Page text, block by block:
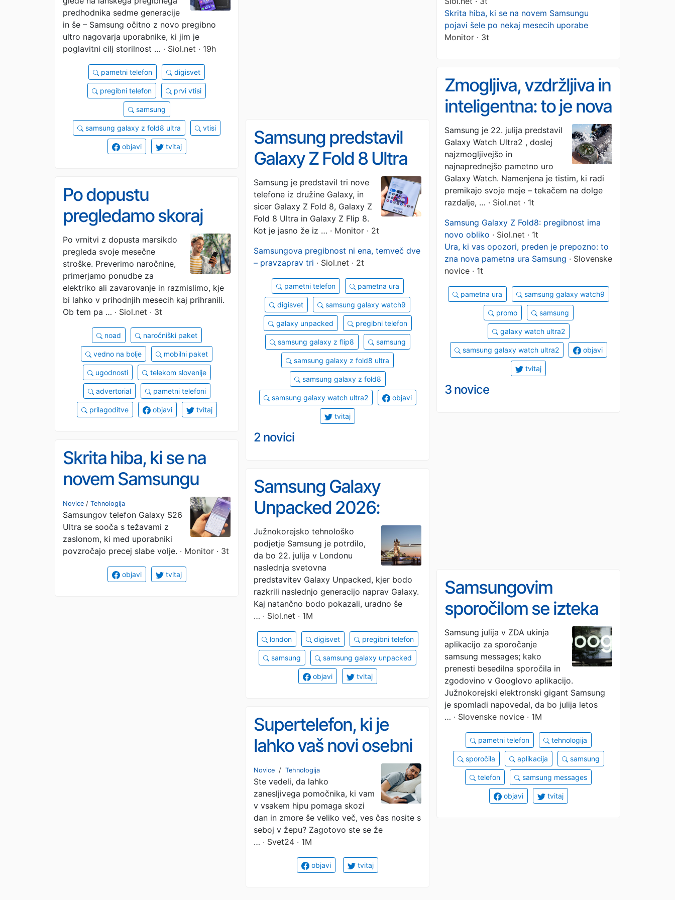
Skrita hiba, ki se na novem Samsungu
pojavi šele po nekaj mesecih uporabe
Monitor · 3t
predhodnika sedme generacije
in še – Samsung očitno z novo pregibno
ultro nagovarja uporabnike, ki jim je
poglavitni cilj storilnost … · Siol.net · 19h
pametni telefon digisvet
pregibni telefon prvi vtisi
samsung
samsung galaxy z fold8 ultra vtisi
objavi tvitaj
Zmogljiva, vzdržljiva in
inteligentna: to je nova
pametna ura
Samsung Galaxy
Watch Ultra2
Samsung je 22. julija predstavil
Galaxy Watch Ultra2 , doslej
najzmogljivejšo in
najnaprednejšo pametno uro
Galaxy Watch. Namenjena je tistim, ki radi
premikajo svoje meje – tekačem na dolge
razdalje, … · Siol.net · 1t
Samsung Galaxy Z Fold8: pregibnost ima
novo obliko · Siol.net · 1t
Ura, ki vas opozori, preden je prepozno: to
zna nova pametna ura Samsung · Slovenske
novice · 1t
pametna ura samsung galaxy watch9
promo samsung
galaxy watch ultra2
samsung galaxy watch ultra2 objavi
tvitaj
3 novice
Samsung predstavil
Galaxy Z Fold 8 Ultra
za dva tisočaka
Samsung je predstavil tri nove
telefone iz družine Galaxy, in
sicer Galaxy Z Fold 8, Galaxy Z
Fold 8 Ultra in Galaxy Z Flip 8.
Kot je jasno že iz … · Monitor · 2t
Samsungova pregibnost ni ena, temveč dve
– pravzaprav tri · Siol.net · 2t
pametni telefon pametna ura
digisvet samsung galaxy watch9
galaxy unpacked pregibni telefon
samsung galaxy z flip8 samsung
samsung galaxy z fold8 ultra
samsung galaxy z fold8
samsung galaxy watch ultra2 objavi
tvitaj
2 novici
Po dopustu
pregledamo skoraj
vse stroške. Kaj pa
mobilni paketi vaše
družine?
Po vrnitvi z dopusta marsikdo
pregleda svoje mesečne
stroške. Preverimo naročnine,
primerjamo ponudbe za
elektriko ali zavarovanje in razmislimo, kje
bi lahko v prihodnjih mesecih kaj prihranili.
Ob tem pa … · Siol.net · 3t
noad naročniški paket
vedno na bolje mobilni paket
ugodnosti telekom slovenije
advertorial pametni telefoni
prilagoditve objavi tvitaj
Skrita hiba, ki se na
novem Samsungu
pojavi šele po nekaj
mesecih uporabe
Novice / Tehnologija
Samsungov telefon Galaxy S26
Ultra se sooča s težavami z
zaslonom, ki med uporabniki
povzročajo precej slabe volje. · Monitor · 3t
objavi tvitaj
Samsung Galaxy
Unpacked 2026:
podrobnosti še
skrivajo, namigi pa
(ne)načrtno kapljajo
Južnokorejsko tehnološko
podjetje Samsung je potrdilo,
da bo 22. julija v Londonu
naslednja svetovna
predstavitev Galaxy Unpacked, kjer bodo
razkrili naslednjo generacijo naprav Galaxy.
Kaj natančno bodo pokazali, uradno še
… · Siol.net · 1M
london digisvet pregibni telefon
samsung samsung galaxy unpacked
objavi tvitaj
Samsungovim
sporočilom se izteka
čas: prej ali slej bomo
na vrsti tudi mi
Samsung julija v ZDA ukinja
aplikacijo za sporočanje
samsung messages; kako
prenesti besedilna sporočila in
zgodovino v Googlovo aplikacijo.
Južnokorejski elektronski gigant Samsung
je spomladi napovedal, da bo julija letos
… · Slovenske novice · 1M
pametni telefon tehnologija
sporočila aplikacija samsung
telefon samsung messages
objavi tvitaj
Supertelefon, ki je
lahko vaš novi osebni
pomočnik za popoln
dan
Novice / Tehnologija
Ste vedeli, da lahko
zanesljivega pomočnika, ki vam
v vsakem hipu pomaga skozi
dan in zmore še veliko več, ves čas nosite s
seboj v žepu? Zagotovo ste se že
… · Svet24 · 1M
objavi tvitaj